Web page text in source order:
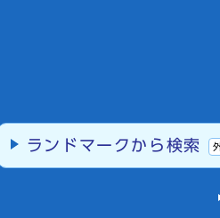
ランドマークから検索